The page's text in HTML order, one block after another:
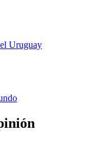
Uruguay